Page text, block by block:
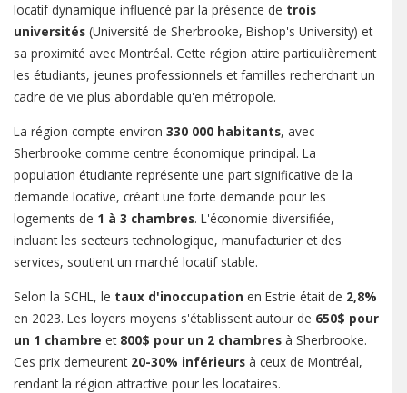
locatif dynamique influencé par la présence de trois
universités (Université de Sherbrooke, Bishop's University) et
sa proximité avec Montréal. Cette région attire particulièrement
les étudiants, jeunes professionnels et familles recherchant un
cadre de vie plus abordable qu'en métropole.
La région compte environ 330 000 habitants, avec
Sherbrooke comme centre économique principal. La
population étudiante représente une part significative de la
demande locative, créant une forte demande pour les
logements de 1 à 3 chambres. L'économie diversifiée,
incluant les secteurs technologique, manufacturier et des
services, soutient un marché locatif stable.
Selon la SCHL, le taux d'inoccupation en Estrie était de 2,8%
en 2023. Les loyers moyens s'établissent autour de 650$ pour
un 1 chambre et 800$ pour un 2 chambres à Sherbrooke.
Ces prix demeurent 20-30% inférieurs à ceux de Montréal,
rendant la région attractive pour les locataires.